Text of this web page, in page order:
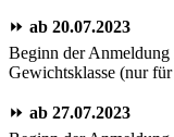
⏩️ ab 20.07.2023
Beginn der
Gewichtsklasse (nur
⏩️ ab 27.07.2023